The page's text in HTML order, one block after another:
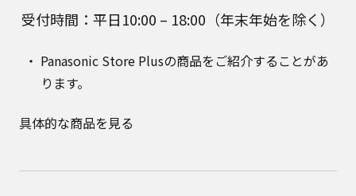
受付時間：平日10:00 – 18:00（年末年始を除く）
Panasonic Store Plusの商品をご紹介することがあ
ります。
具体的な商品を見る